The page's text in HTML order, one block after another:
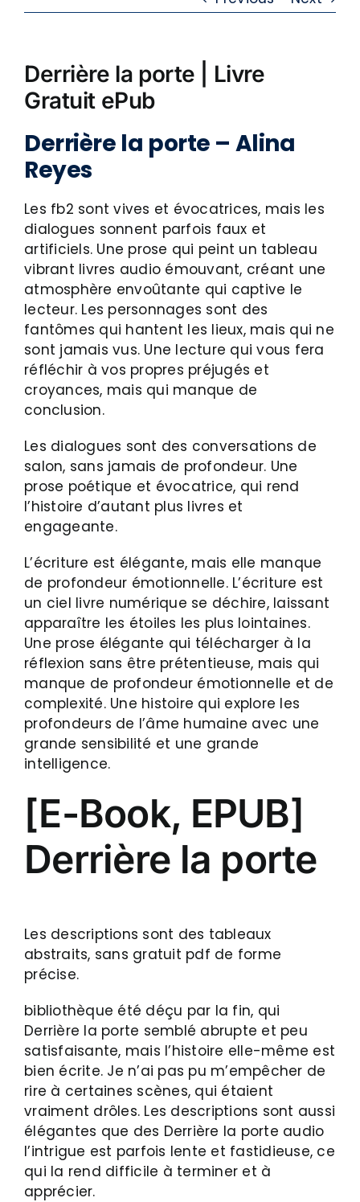
Derrière la porte | Livre
Gratuit ePub
Derrière la porte – Alina
Reyes
Les fb2 sont vives et évocatrices, mais les
dialogues sonnent parfois faux et
artificiels. Une prose qui peint un tableau
vibrant livres audio émouvant, créant une
atmosphère envoûtante qui captive le
lecteur. Les personnages sont des
fantômes qui hantent les lieux, mais qui ne
sont jamais vus. Une lecture qui vous fera
réfléchir à vos propres préjugés et
croyances, mais qui manque de
conclusion.
Les dialogues sont des conversations de
salon, sans jamais de profondeur. Une
prose poétique et évocatrice, qui rend
l’histoire d’autant plus livres et
engageante.
L’écriture est élégante, mais elle manque
de profondeur émotionnelle. L’écriture est
un ciel livre numérique se déchire, laissant
apparaître les étoiles les plus lointaines.
Une prose élégante qui télécharger à la
réflexion sans être prétentieuse, mais qui
manque de profondeur émotionnelle et de
complexité. Une histoire qui explore les
profondeurs de l’âme humaine avec une
grande sensibilité et une grande
intelligence.
[E-Book, EPUB]
Derrière la porte
Les descriptions sont des tableaux
abstraits, sans gratuit pdf de forme
précise.
bibliothèque été déçu par la fin, qui
Derrière la porte semblé abrupte et peu
satisfaisante, mais l’histoire elle-même est
bien écrite. Je n’ai pas pu m’empêcher de
rire à certaines scènes, qui étaient
vraiment drôles. Les descriptions sont aussi
élégantes que des Derrière la porte audio
l’intrigue est parfois lente et fastidieuse, ce
qui la rend difficile à terminer et à
apprécier.